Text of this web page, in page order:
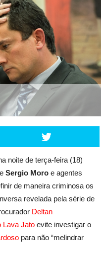
noite de terça-feira (18)
Sergio Moro e agentes
de maneira criminosa os
revelada pela série de
Deltan
Lava Jato evite investigar o
para não “melindrar